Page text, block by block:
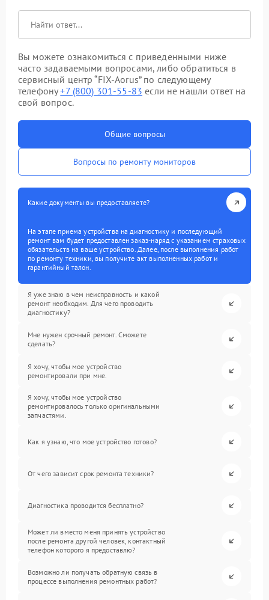
Вы можете ознакомиться с приведенными ниже
часто задаваемыми вопросами, либо обратиться в
сервисный центр “FIX-Aorus” по следующему
телефону+7 (800) 301-55-83 если не нашли ответ на
свой вопрос.
Общие вопросы
Вопросы по ремонту мониторов
Какие документы вы предоставляете?
На этапе приема устройства на диагностику и последующий
ремонт вам будет предоставлен заказ-наряд с указанием страховых
обязательств на ваше устройство. Далее, после выполнения работ
по ремонту техники, вы получите акт выполненных работ и
гарантийный талон.
Я уже знаю в чем неисправность и какой
ремонт необходим. Для чего проводить
диагностику?
Мне нужен срочный ремонт. Сможете
сделать?
Я хочу, чтобы мое устройство
ремонтировали при мне.
Я хочу, чтобы мое устройство
ремонтировалось только оригинальными
запчастями.
Как я узнаю, что мое устройство готово?
От чего зависит срок ремонта техники?
Диагностика проводится бесплатно?
Может ли вместо меня принять устройство
после ремонта другой человек, контактный
телефон которого я предоставлю?
Возможно ли получать обратную связь в
процессе выполнения ремонтных работ?